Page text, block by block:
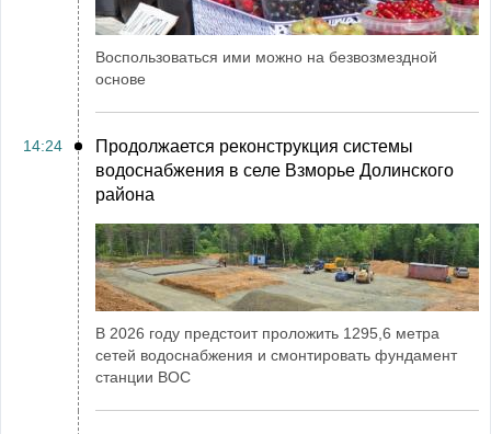
Воспользоваться ими можно на безвозмездной
основе
14:24
Продолжается реконструкция системы
водоснабжения в селе Взморье Долинского
района
В 2026 году предстоит проложить 1295,6 метра
сетей водоснабжения и смонтировать фундамент
станции ВОС